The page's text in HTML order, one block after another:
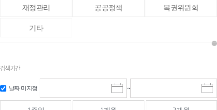
재정관리 공공정책 복권위원회
기타
검색기간
날짜 미지정
시
작
~
종
료